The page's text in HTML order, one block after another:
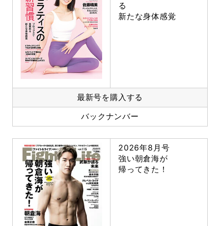
る
新たな身体感覚
最新号を購入する
バックナンバー
2026年8月号
強い朝倉海が
帰ってきた！